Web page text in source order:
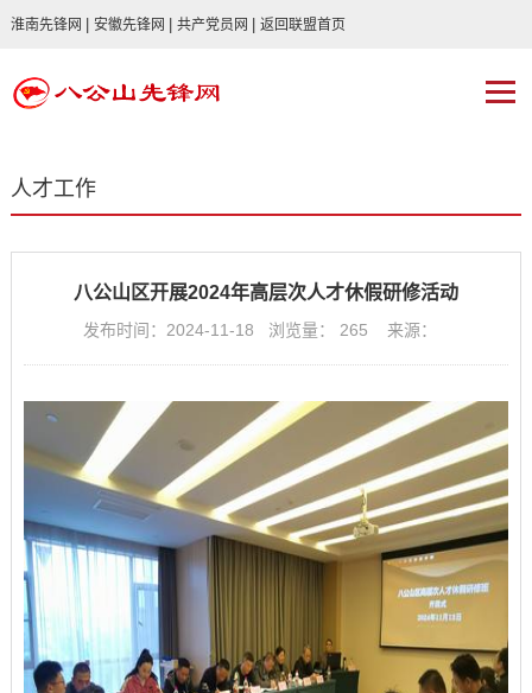
淮南先锋网 安徽先锋网 共产党员网 返回联盟首页
人才工作
八公山区开展2024年高层次人才休假研修活动
发布时间：2024-11-18 浏览量： 265 来源：